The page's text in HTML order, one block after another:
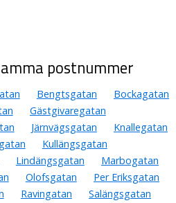
postnummer
Bengtsgatan
Bockagatan
Gästgivaregatan
Järnvägsgatan
Knallegatan
Kullängsgatan
Lindängsgatan
Marbogatan
Olofsgatan
Per Eriksgatan
Ravingatan
Salängsgatan